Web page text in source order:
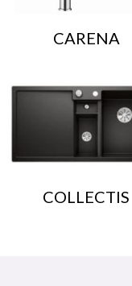
CARENA
COLLECTIS